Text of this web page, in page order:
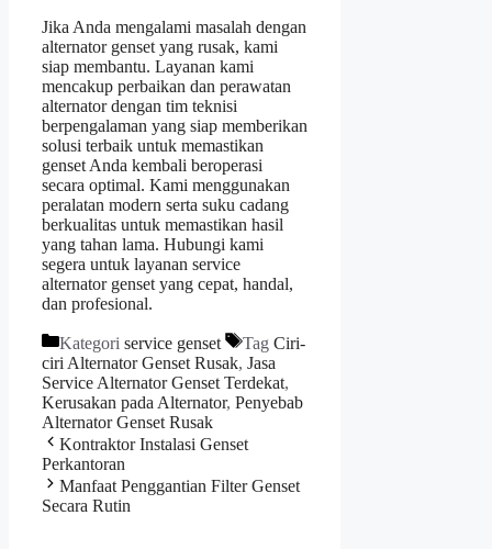
Jika Anda mengalami masalah dengan
alternator genset yang rusak, kami
siap membantu. Layanan kami
mencakup perbaikan dan perawatan
alternator dengan tim teknisi
berpengalaman yang siap memberikan
solusi terbaik untuk memastikan
genset Anda kembali beroperasi
secara optimal. Kami menggunakan
peralatan modern serta suku cadang
berkualitas untuk memastikan hasil
yang tahan lama. Hubungi kami
segera untuk layanan service
alternator genset yang cepat, handal,
dan profesional.
Kategori service genset Tag Ciri-
ciri Alternator Genset Rusak, Jasa
Service Alternator Genset Terdekat,
Kerusakan pada Alternator, Penyebab
Alternator Genset Rusak
Kontraktor Instalasi Genset
Perkantoran
Manfaat Penggantian Filter Genset
Secara Rutin